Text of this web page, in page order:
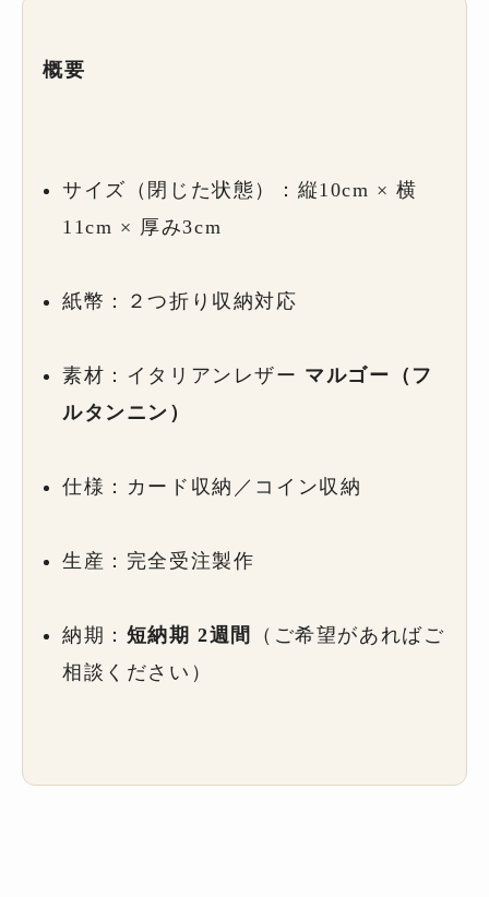
概要
サイズ（閉じた状態）：縦10cm × 横
11cm × 厚み3cm
紙幣：２つ折り収納対応
素材：イタリアンレザー マルゴー（フ
ルタンニン）
仕様：カード収納／コイン収納
生産：完全受注製作
納期： 短納期 2週間
（ご希望があればご
相談ください）